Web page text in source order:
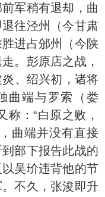
军稍有退却，曲
往泾州（今甘肃
进占邠州（今陕
。彭原店之战，
炎、绍兴初，诸将
曲端与罗索（娄
称：“白原之败，
曲端并没有直接
部下报告此战的
吴玠违背他的节
不久，张浚即升